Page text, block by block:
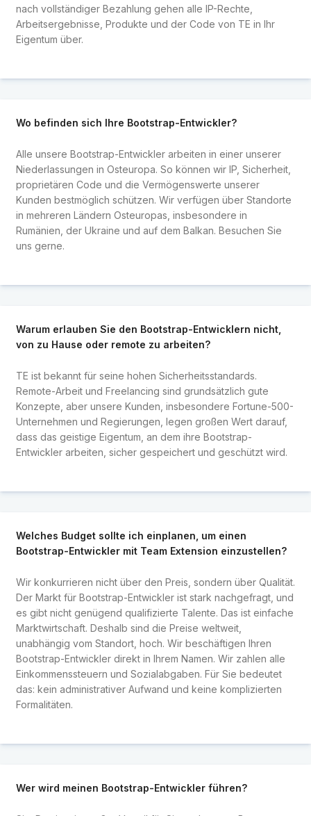
nach vollständiger Bezahlung gehen alle IP-Rechte,
Arbeitsergebnisse, Produkte und der Code von TE in Ihr
Eigentum über.
Wo befinden sich Ihre Bootstrap-Entwickler?
Alle unsere Bootstrap-Entwickler arbeiten in einer unserer
Niederlassungen in Osteuropa. So können wir IP, Sicherheit,
proprietären Code und die Vermögenswerte unserer
Kunden bestmöglich schützen. Wir verfügen über Standorte
in mehreren Ländern Osteuropas, insbesondere in
Rumänien, der Ukraine und auf dem Balkan. Besuchen Sie
uns gerne.
Warum erlauben Sie den Bootstrap-Entwicklern nicht,
von zu Hause oder remote zu arbeiten?
TE ist bekannt für seine hohen Sicherheitsstandards.
Remote-Arbeit und Freelancing sind grundsätzlich gute
Konzepte, aber unsere Kunden, insbesondere Fortune-500-
Unternehmen und Regierungen, legen großen Wert darauf,
dass das geistige Eigentum, an dem ihre Bootstrap-
Entwickler arbeiten, sicher gespeichert und geschützt wird.
Welches Budget sollte ich einplanen, um einen
Bootstrap-Entwickler mit Team Extension einzustellen?
Wir konkurrieren nicht über den Preis, sondern über Qualität.
Der Markt für Bootstrap-Entwickler ist stark nachgefragt, und
es gibt nicht genügend qualifizierte Talente. Das ist einfache
Marktwirtschaft. Deshalb sind die Preise weltweit,
unabhängig vom Standort, hoch. Wir beschäftigen Ihren
Bootstrap-Entwickler direkt in Ihrem Namen. Wir zahlen alle
Einkommenssteuern und Sozialabgaben. Für Sie bedeutet
das: kein administrativer Aufwand und keine komplizierten
Formalitäten.
Wer wird meinen Bootstrap-Entwickler führen?